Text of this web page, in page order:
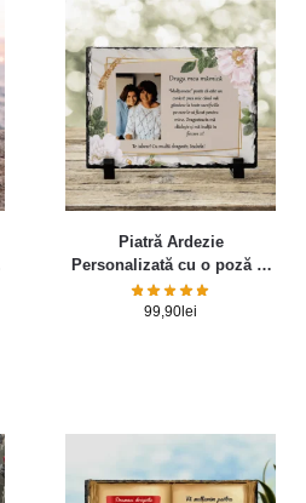
Piatră Ardezie
Personalizată cu o poză și
mesaj pentru Mama
99,90 lei